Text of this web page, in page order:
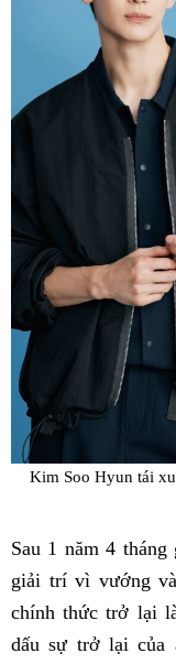
Kim Soo Hyun tái
Sau 1 năm 4
giải trí vì vướng
chính thức trở lại
dấu sự trở lại của